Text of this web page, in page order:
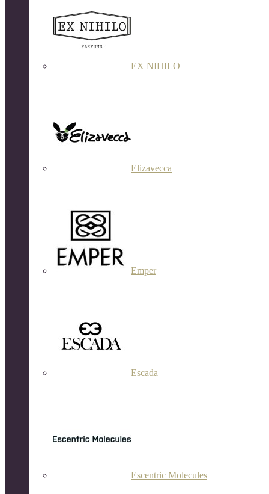
EX NIHILO
Elizavecca
Emper
Escada
Escentric Molecules